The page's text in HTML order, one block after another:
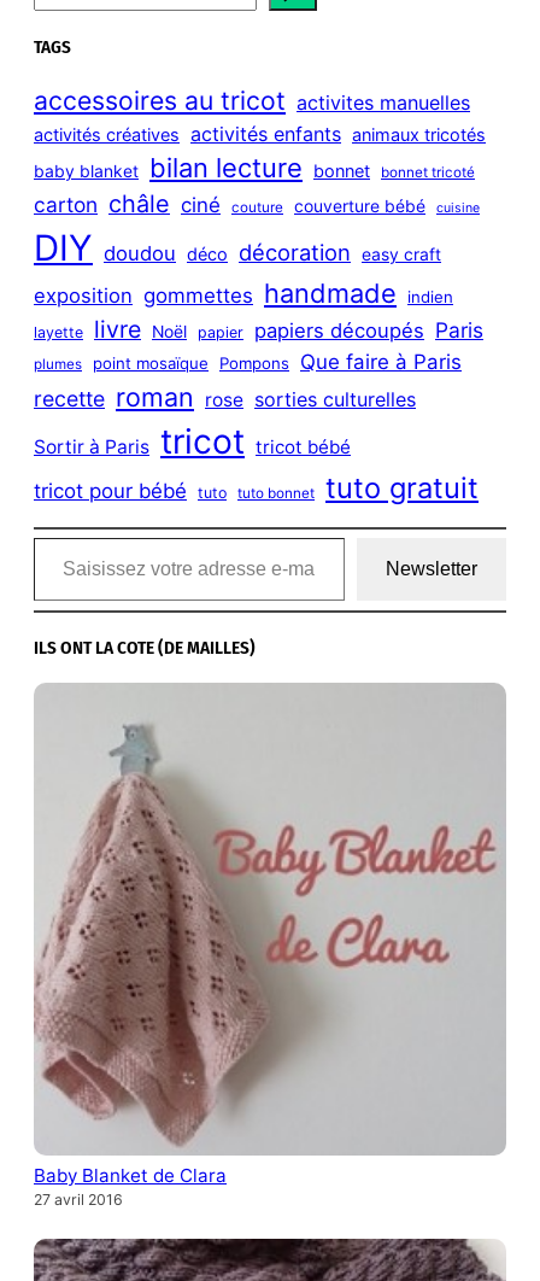
e
a
c
h
TAGS
accessoires au tricot activites manuelles
activités créatives activités enfants animaux tricotés
baby blanket bilan lecture bonnet bonnet tricoté
carton châle ciné couture couverture bébé cuisine
DIY doudou déco décoration easy craft
exposition gommettes handmade indien
layette livre Noël papier papiers découpés Paris
plumes point mosaïque Pompons Que faire à Paris
recette roman rose sorties culturelles
Sortir à Paris tricot tricot bébé
tricot pour bébé tuto tuto bonnet tuto gratuit
Saisissez votre adresse e-mail…
Newsletter
ILS ONT LA COTE (DE MAILLES)
Baby Blanket de Clara
27 avril 2016